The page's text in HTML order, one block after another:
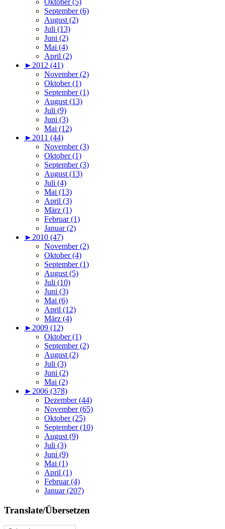
Oktober (5)
September (6)
August (2)
Juli (13)
Juni (2)
Mai (4)
April (2)
► 2012 (41)
November (2)
Oktober (1)
September (1)
August (13)
Juli (9)
Juni (3)
Mai (12)
► 2011 (44)
November (3)
Oktober (1)
September (3)
August (13)
Juli (4)
Mai (13)
April (3)
März (1)
Februar (1)
Januar (2)
► 2010 (47)
November (2)
Oktober (4)
September (1)
August (5)
Juli (10)
Juni (3)
Mai (6)
April (12)
März (4)
► 2009 (12)
Oktober (1)
September (2)
August (2)
Juli (3)
Juni (2)
Mai (2)
► 2006 (378)
Dezember (44)
November (65)
Oktober (25)
September (10)
August (9)
Juli (3)
Juni (9)
Mai (1)
April (1)
Februar (4)
Januar (207)
Translate/Übersetzen